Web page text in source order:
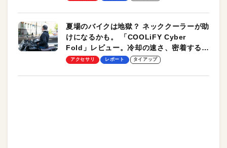
夏場のバイクは地獄？ ネッククーラーが助
けになるかも。 「COOLiFY Cyber
Fold」レビュー。冷却の速さ、密着する冷
却プレート、シンプルな操作性がグッド！
アクセサリ レポート タイアップ